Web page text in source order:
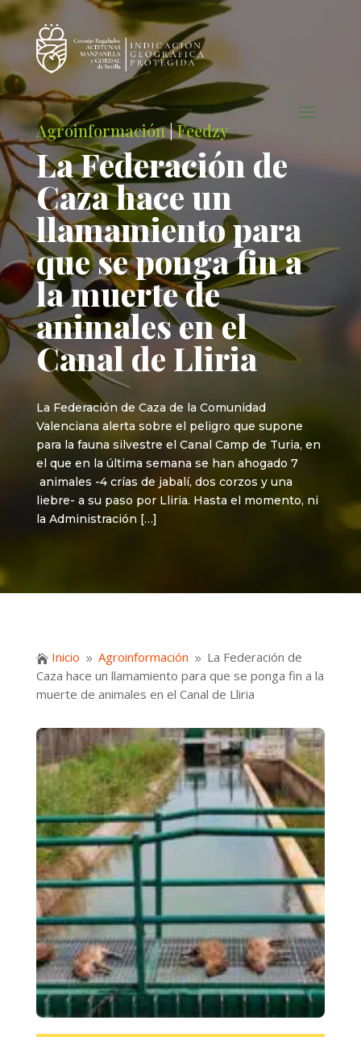
Agroinformación|Feedzy
La Federación de
Caza hace un
llamamiento para
que se ponga fin a
la muerte de
animales en el
Canal de Lliria
La Federación de Caza de la Comunidad
Valenciana alerta sobre el peligro que supone
para la fauna silvestre el Canal Camp de Turia, en
el que en la última semana se han ahogado 7
animales -4 crías de jabalí, dos corzos y una
liebre- a su paso por Lliria. Hasta el momento, ni
la Administración […]
 Inicio 9 Agroinformación 9 La Federación de
Caza hace un llamamiento para que se ponga fin a la
muerte de animales en el Canal de Lliria